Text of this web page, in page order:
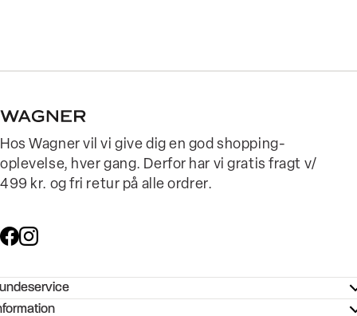
Hos Wagner vil vi give dig en god shopping-
oplevelse, hver gang. Derfor har vi gratis fragt v/
499 kr. og fri retur på alle ordrer.
- Hjælpecenter